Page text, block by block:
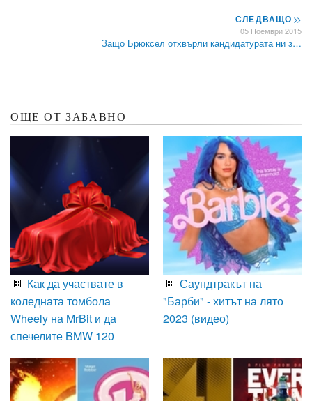
СЛЕДВАЩО>>
05 Ноември 2015
Защо Брюксел отхвърли кандидатурата ни з…
ОЩЕ ОТ ЗАБАВНО
Как да участвате в
коледната томбола
Wheely на MrBit и да
спечелите BMW 120
Саундтракът на
"Барби" - хитът на лято
2023 (видео)